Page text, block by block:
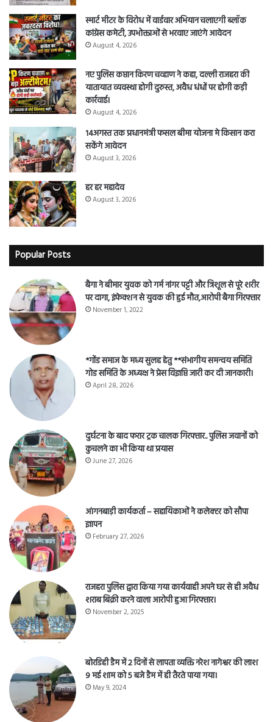
स्मार्ट मीटर के विरोध में वार्डवार अभियान चलाएगी ब्लॉक
कांग्रेस कमेटी, उपभोक्ताओं से भरवाए जाएंगे आवेदन
August 4, 2026
नए पुलिस कप्तान किरण चव्हाण ने कहा, दल्ली राजहरा की
यातायात व्यवस्था होगी दुरुस्त, अवैध धंधों पर होगी कड़ी
कार्रवाई।
August 4, 2026
14अगस्त तक प्रधानमंत्री फसल बीमा योजना मे किसान करा
सकेंगे आवेदन
August 3, 2026
हर हर महादेव
August 3, 2026
Popular Posts
बैगा ने बीमार युवक को गर्म नांगर पट्टी और त्रिशूल से पूरे शरीर
पर दागा, इंफेक्शन से युवक की हुई मौत,आरोपी बैगा गिरफ्तार
November 1, 2022
*गोंड समाज के मध्य सुलह हेतु **संभागीय समन्वय समिति
गोड समिति के अध्यक्ष ने प्रेस विज्ञप्ति जारी कर दी जानकारी।
April 28, 2026
दुर्घटना के बाद फरार ट्रक चालक गिरफ्तार.. पुलिस जवानों को
कुचलने का भी किया था प्रयास
June 27, 2026
आंगनबाड़ी कार्यकर्ता – सहायिकाओं नेे कलेक्टर को सौपा
ज्ञापन
February 27, 2026
राजहरा पुलिस द्वारा किया गया कार्यवाही अपने घर से ही अवैध
शराब बिक्री करने वाला आरोपी हुआ गिरफ्तार।
November 2, 2025
बोरडिही डैम में 2 दिनों से लापता व्यक्ति नरेश नागेश्वर की लाश
9 मई शाम को 5 बजे डैम में ही तैरते पाया गया।
May 9, 2024